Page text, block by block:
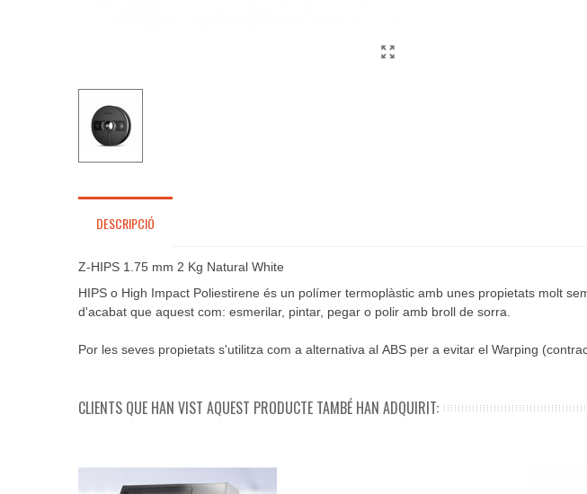
DESCRIPCIÓ
Z-HIPS 1.75 mm 2 Kg Natural White
HIPS o High Impact Poliestirene és un polímer termoplàstic amb unes propietats molt
d'acabat que aquest com: esmerilar, pintar, pegar o polir amb broll de sorra.
Por les seves propietats s'utilitza com a alternativa al ABS per a evitar el Warping
CLIENTS QUE HAN VIST AQUEST PRODUCTE TAMBÉ HAN ADQUIRIT: